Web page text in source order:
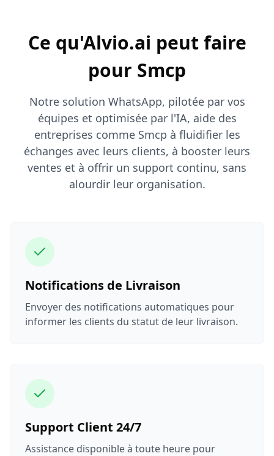
Ce qu'Alvio.ai peut faire
pour Smcp
Notre solution WhatsApp, pilotée par vos
équipes et optimisée par l'IA, aide des
entreprises comme Smcp à fluidifier les
échanges avec leurs clients, à booster leurs
ventes et à offrir un support continu, sans
alourdir leur organisation.
Notifications de Livraison
Envoyer des notifications automatiques pour
informer les clients du statut de leur livraison.
Support Client 24/7
Assistance disponible à toute heure pour